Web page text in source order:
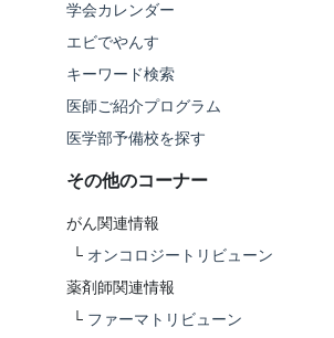
学会カレンダー
エビでやんす
キーワード検索
医師ご紹介プログラム
医学部予備校を探す
その他のコーナー
がん関連情報
└ オンコロジートリビューン
薬剤師関連情報
└ ファーマトリビューン